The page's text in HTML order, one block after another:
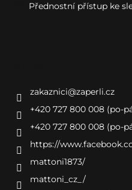
Přednostní přístup ke
zakaznici@zaperli.cz
+420 727 800 008 (po-
+420 727 800 008 (po-
https://
mattoni1873/
mattoni_cz_/